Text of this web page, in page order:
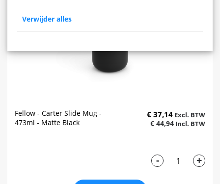
Verwijder alles
Fellow - Carter Slide Mug -
473ml - Matte Black
€ 37,14
€ 44,94
- +